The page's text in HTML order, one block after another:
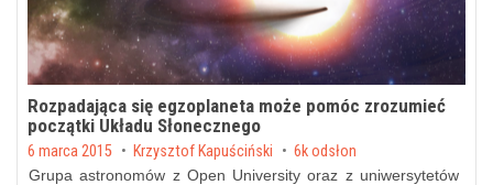
Rozpadająca się egzoplaneta może pomóc zrozumieć
początki Układu Słonecznego
Posted on
6 marca 2015 byKrzysztof Kapuściński 6k odsłon
Grupa astronomów z Open University oraz z uniwersytetów